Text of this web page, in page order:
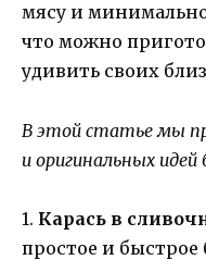
мясу и
что можно
удивить своих
В этой статье мы
и оригинальных идей
1. Карась в
простое и быстрое